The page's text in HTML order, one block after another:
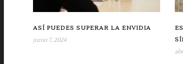
ASÍ PUEDES SUPERAR LA ENVIDIA
junio 7, 2024